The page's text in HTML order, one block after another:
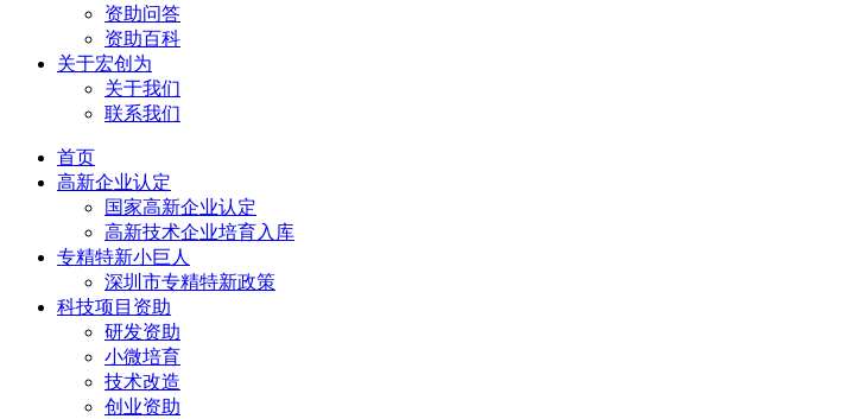
资助问答
资助百科
关于宏创为
关于我们
联系我们
首页
高新企业认定
国家高新企业认定
高新技术企业培育入库
专精特新小巨人
深圳市专精特新政策
科技项目资助
研发资助
小微培育
技术改造
创业资助